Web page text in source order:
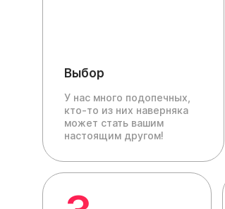
Выбор
У нас много подопечных,
кто-то из них наверняка
может стать вашим
настоящим другом!